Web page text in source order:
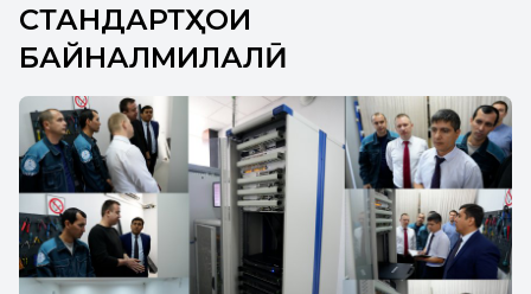
СТАНДАРТҲОИ
БАЙНАЛМИЛАЛӢ